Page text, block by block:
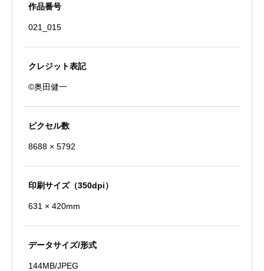
作品番号
021_015
クレジット表記
©奥田健一
ピクセル数
8688 × 5792
印刷サイズ（350dpi）
631 × 420mm
データサイズ/形式
144MB/JPEG